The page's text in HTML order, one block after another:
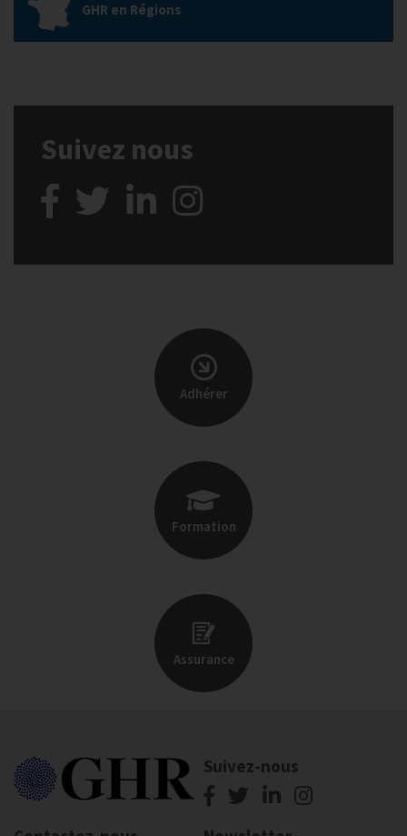
GHR en Régions
Suivez nous
Adhérer
Formation
Assurance
Suivez-nous